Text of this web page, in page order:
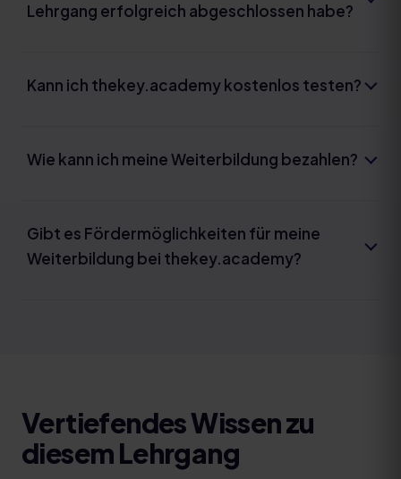
Lehrgang erfolgreich abgeschlossen habe?
Kann ich thekey.academy kostenlos testen?
Wie kann ich meine Weiterbildung bezahlen?
Gibt es Fördermöglichkeiten für meine
Weiterbildung bei thekey.academy?
Vertiefendes Wissen zu
diesem Lehrgang